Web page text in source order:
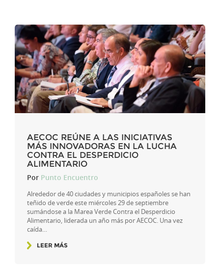
AECOC REÚNE A LAS INICIATIVAS
MÁS INNOVADORAS EN LA LUCHA
CONTRA EL DESPERDICIO
ALIMENTARIO
Por Punto Encuentro
Alrededor de 40 ciudades y municipios españoles se han
teñido de verde este miércoles 29 de septiembre
sumándose a la Marea Verde Contra el Desperdicio
Alimentario, liderada un año más por AECOC. Una vez
caída…
LEER MÁS